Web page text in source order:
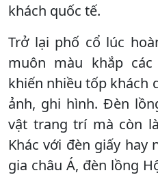
khách quốc tế.
Trở lại phố cổ lúc
muôn màu khắp
khiến nhiều tốp khách
ảnh, ghi hình. Đèn
vật trang trí mà còn
Khác với đèn giấy hay
gia châu Á, đèn lồng